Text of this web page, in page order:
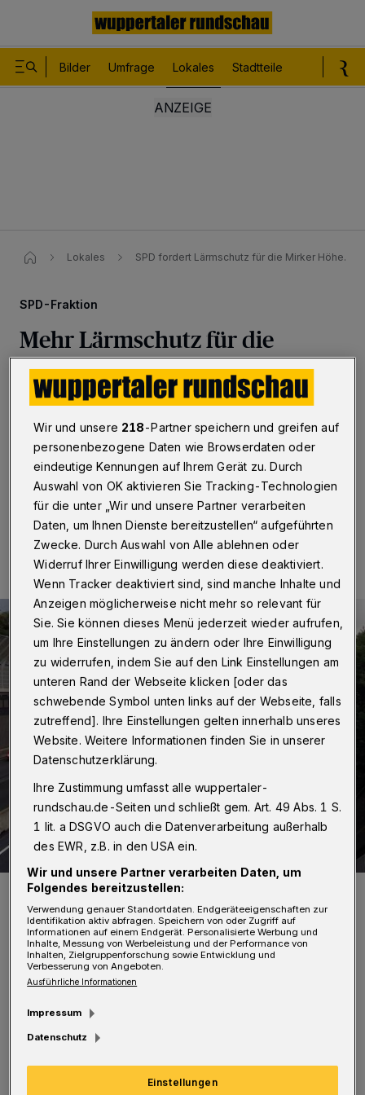
Bilder Umfrage Lokales Stadtteile
Lokales SPD fordert Lärmschutz für die Mirker Höhe.
SPD-Fraktion
Mehr Lärmschutz für die
Mirker Höhe
Wuppertal·Die SPD fordert mehr Lärmschutz auf der
A46 für die Mirker Höhe und fragt, welche
Lärmschutzmaßnahmen im Zuge der Sanierung der
Brücke an der Uellendahler Straße getroffen werden.
13.03.2019 , 12:13 Uhr Eine Minute Lesezeit
Lärmschutz auf der A46 bei Katernberg.
Foto: Antje Knoche
Sedat Ugurman, verkehrspolitischer Sprecher
der SPD-Fraktion: „Die Bewohnerinnen und
Bewohner der Mirker Höhe haben ein
berechtigtes Interesse daran, dass sich die
Wir und unsere 218-Partner speichern und greifen auf
personenbezogene Daten wie Browserdaten oder
eindeutige Kennungen auf Ihrem Gerät zu. Durch
Auswahl von OK aktivieren Sie Tracking-Technologien
für die unter „Wir und unsere Partner verarbeiten
Daten, um Ihnen Dienste bereitzustellen“ aufgeführten
Zwecke. Durch Auswahl von Alle ablehnen oder
Widerruf Ihrer Einwilligung werden diese deaktiviert.
Wenn Tracker deaktiviert sind, sind manche Inhalte und
Anzeigen möglicherweise nicht mehr so relevant für
Sie. Sie können dieses Menü jederzeit wieder aufrufen,
um Ihre Einstellungen zu ändern oder Ihre Einwilligung
zu widerrufen, indem Sie auf den Link Einstellungen am
unteren Rand der Webseite klicken [oder das
schwebende Symbol unten links auf der Webseite, falls
zutreffend]. Ihre Einstellungen gelten innerhalb unseres
Website. Weitere Informationen finden Sie in unserer
Datenschutzerklärung.
Ihre Zustimmung umfasst alle wuppertaler-
rundschau.de-Seiten und schließt gem. Art. 49 Abs. 1 S.
1 lit. a DSGVO auch die Datenverarbeitung außerhalb
des EWR, z.B. in den USA ein.
Wir und unsere Partner verarbeiten Daten, um
Folgendes bereitzustellen:
Verwendung genauer Standortdaten. Endgeräteeigenschaften zur
Identifikation aktiv abfragen. Speichern von oder Zugriff auf
Informationen auf einem Endgerät. Personalisierte Werbung und
Inhalte, Messung von Werbeleistung und der Performance von
Inhalten, Zielgruppenforschung sowie Entwicklung und
Verbesserung von Angeboten.
Ausführliche Informationen
Impressum
Datenschutz
Einstellungen